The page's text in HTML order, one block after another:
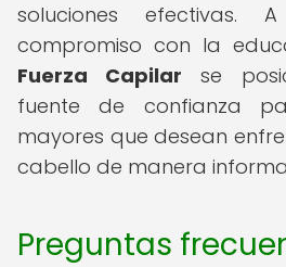
soluciones
compromiso con la
Fuerza Capilar se
fuente de confianza
mayores que desean
cabello de manera
Preguntas